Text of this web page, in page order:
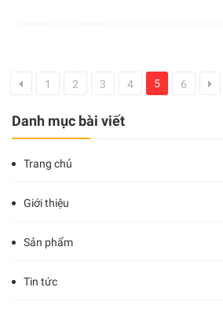
Danh mục bài viết
Trang chủ
Giới thiệu
Sản phẩm
Tin tức
1 2 3 4 5 6